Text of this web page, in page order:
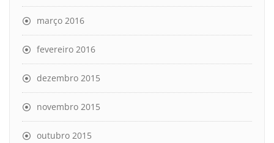
março 2016
fevereiro 2016
dezembro 2015
novembro 2015
outubro 2015